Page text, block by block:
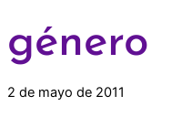
género
2 de mayo de 2011